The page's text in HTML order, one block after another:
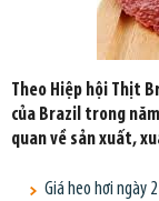
Theo Hiệp hội Thịt
của Brazil trong
quan về sản xuất,
Giá heo hơi ngày